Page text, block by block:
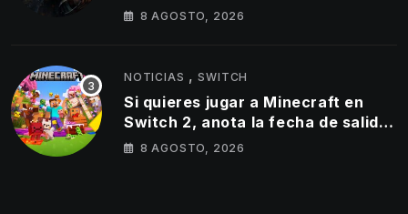
armas Oni en su último tráiler
8 AGOSTO, 2026
NOTICIAS ,SWITCH
Si quieres jugar a Minecraft en
Switch 2, anota la fecha de salida
del éxito de Mojang en la híbrida
8 AGOSTO, 2026